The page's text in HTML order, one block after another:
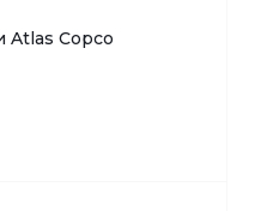
Atlas Copco